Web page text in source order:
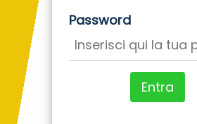
Password
Entra